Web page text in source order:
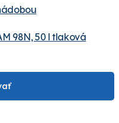
98N, 50 l tlaková